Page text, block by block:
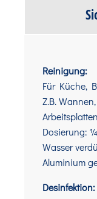
Reinigung:
Für Küche,
Z.B.
Dosierung:
Wasser
Aluminium
Desinfektion: